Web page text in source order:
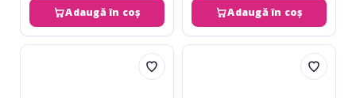
Adaugă în coș Adaugă în coș
Ortofon
Audio-